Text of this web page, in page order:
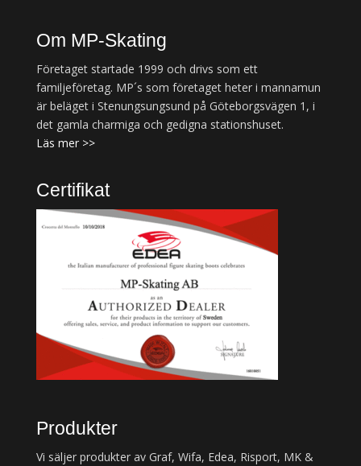
Om MP-Skating
Företaget startade 1999 och drivs som ett
familjeföretag. MP´s som företaget heter i mannamun
är beläget i Stenungsungsund på Göteborgsvägen 1, i
det gamla charmiga och gedigna stationshuset.
Läs mer >>
Certifikat
Produkter
Vi säljer produkter av Graf, Wifa, Edea, Risport, MK &